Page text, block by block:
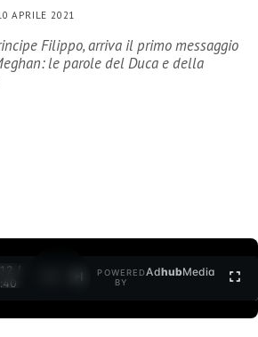
APRILE 2021
Filippo, arriva il primo messaggio
le parole del Duca e della
/
POWERED
BY
AdhubMedia